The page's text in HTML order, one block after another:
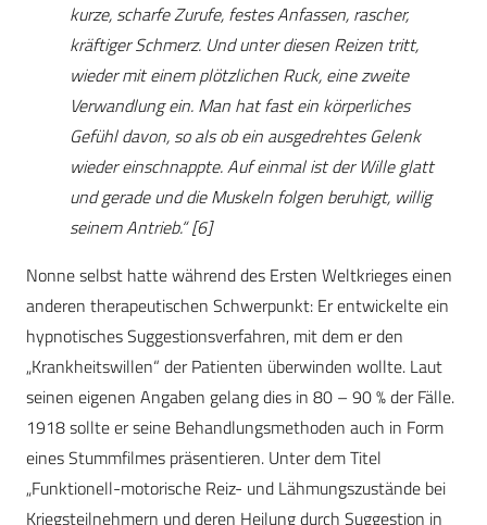
kurze, scharfe Zurufe, festes Anfassen, rascher,
kräftiger Schmerz. Und unter diesen Reizen tritt,
wieder mit einem plötzlichen Ruck, eine zweite
Verwandlung ein. Man hat fast ein körperliches
Gefühl davon, so als ob ein ausgedrehtes Gelenk
wieder einschnappte. Auf einmal ist der Wille glatt
und gerade und die Muskeln folgen beruhigt, willig
seinem Antrieb.“ [6]
Nonne selbst hatte während des Ersten Weltkrieges einen
anderen therapeutischen Schwerpunkt: Er entwickelte ein
hypnotisches Suggestionsverfahren, mit dem er den
„Krankheitswillen“ der Patienten überwinden wollte. Laut
seinen eigenen Angaben gelang dies in 80 – 90 % der Fälle.
1918 sollte er seine Behandlungsmethoden auch in Form
eines Stummfilmes präsentieren. Unter dem Titel
„Funktionell-motorische Reiz- und Lähmungszustände bei
Kriegsteilnehmern und deren Heilung durch Suggestion in